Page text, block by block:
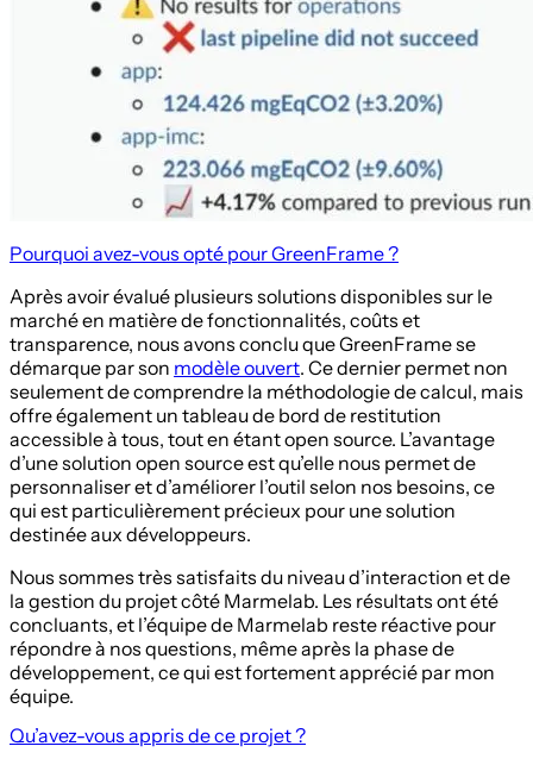
Pourquoi avez-vous opté pour GreenFrame ?
Après avoir évalué plusieurs solutions disponibles sur le
marché en matière de fonctionnalités, coûts et
transparence, nous avons conclu que GreenFrame se
démarque par son modèle ouvert. Ce dernier permet non
seulement de comprendre la méthodologie de calcul, mais
offre également un tableau de bord de restitution
accessible à tous, tout en étant open source. L’avantage
d’une solution open source est qu’elle nous permet de
personnaliser et d’améliorer l’outil selon nos besoins, ce
qui est particulièrement précieux pour une solution
destinée aux développeurs.
Nous sommes très satisfaits du niveau d’interaction et de
la gestion du projet côté Marmelab. Les résultats ont été
concluants, et l’équipe de Marmelab reste réactive pour
répondre à nos questions, même après la phase de
développement, ce qui est fortement apprécié par mon
équipe.
Qu’avez-vous appris de ce projet ?